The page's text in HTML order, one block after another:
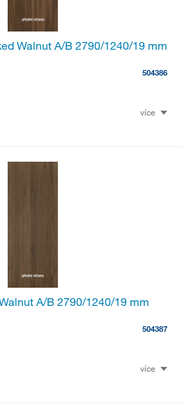
Walnut A/B 2790/1240/19 mm
504386
více
A/B 2790/1240/19 mm
504387
více